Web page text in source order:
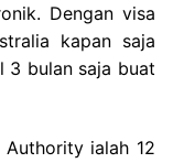
Dengan visa
kapan saja
3 bulan saja buat
ialah 12